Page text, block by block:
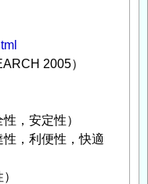
2005）
，安定性）
，利便性，快適